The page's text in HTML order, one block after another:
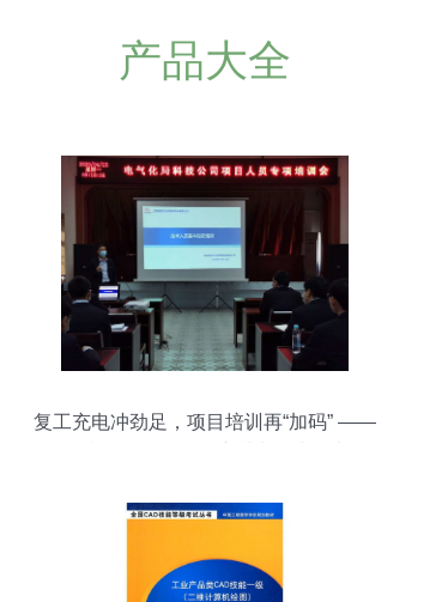
产品大全
复工充电冲劲足，项目培训再“加码” ——